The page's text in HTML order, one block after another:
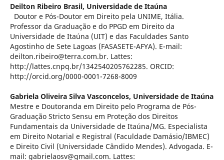
Deilton Ribeiro Brasil, Universidade de Itaúna
Doutor e Pós-Doutor em Direito pela UNIME, Itália.
Professor da Graduação e do PPGD em Direito da
Universidade de Itaúna (UIT) e das Faculdades Santo
Agostinho de Sete Lagoas (FASASETE-AFYA). E-mail:
deilton.ribeiro@terra.com.br. Lattes:
http://lattes.cnpq.br/1342540205762285. ORCID:
http://orcid.org/0000-0001-7268-8009
Gabriela Oliveira Silva Vasconcelos, Universidade de Itaúna
Mestre e Doutoranda em Direito pelo Programa de Pós-
Graduação Stricto Sensu em Proteção dos Direitos
Fundamentais da Universidade de Itaúna/MG. Especialista
em Direito Notarial e Registral (Faculdade Damásio/IBMEC)
e Direito Civil (Universidade Cândido Mendes). Advogada. E-
mail: gabrielaosv@gmail.com. Lattes: